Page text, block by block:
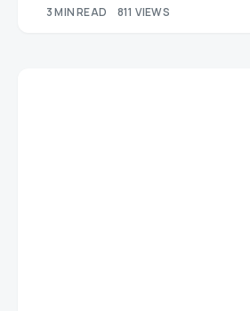
3 MIN READ 811 VIEWS